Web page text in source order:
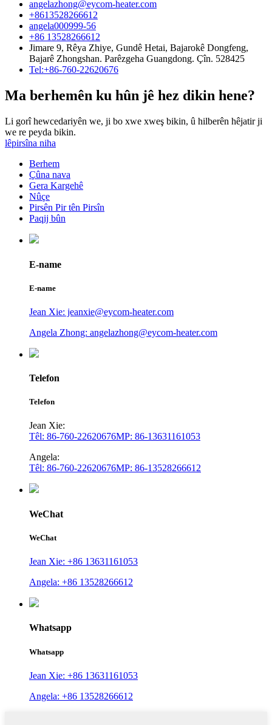
angelazhong@eycom-heater.com
+8613528266612
angela000999-56
+86 13528266612
Jimare 9, Rêya Zhiye, Gundê Hetai, Bajarokê Dongfeng,
Bajarê Zhongshan. Parêzgeha Guangdong. Çîn. 528425
Tel:+86-760-22620676
Ma berhemên ku hûn jê hez dikin hene?
Li gorî hewcedariyên we, ji bo xwe xweş bikin, û hilberên hêjatir ji
we re peyda bikin.
lêpirsîna niha
Berhem
Çûna nava
Gera Kargehê
Nûçe
Pirsên Pir tên Pirsîn
Paqij bûn
E-name
E-name
Jean Xie: jeanxie@eycom-heater.com
Angela Zhong: angelazhong@eycom-heater.com
Telefon
Telefon
Jean Xie:
Têl: 86-760-22620676MP: 86-13631161053
Angela:
Têl: 86-760-22620676MP: 86-13528266612
WeChat
WeChat
Jean Xie: +86 13631161053
Angela: +86 13528266612
Whatsapp
Whatsapp
Jean Xie: +86 13631161053
Angela: +86 13528266612